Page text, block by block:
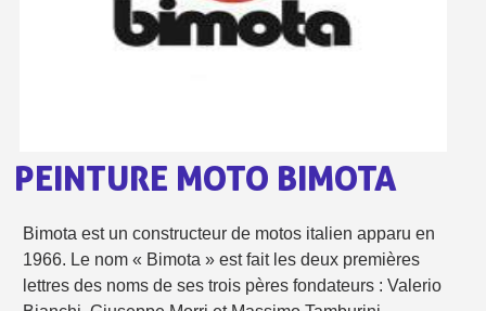
Livraison offerte en France métropolitaine pour 250€ d'achats
Livraison sous 24 h en France Métropolitaine
Retour produits sous 14 jours
PEINTURE MOTO BIMOTA
Bimota est un constructeur de motos italien apparu en
1966. Le nom « Bimota » est fait les deux premières
lettres des noms de ses trois pères fondateurs : Valerio